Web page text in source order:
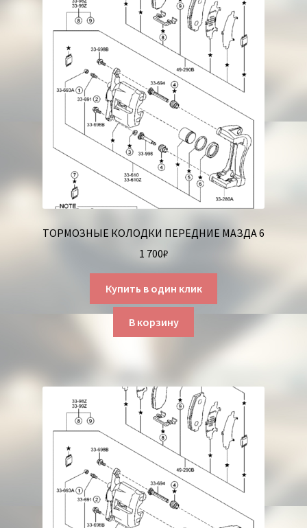
ТОРМОЗНЫЕ КОЛОДКИ ПЕРЕДНИЕ МАЗДА 6
1 700₽
Купить в один клик
В корзину